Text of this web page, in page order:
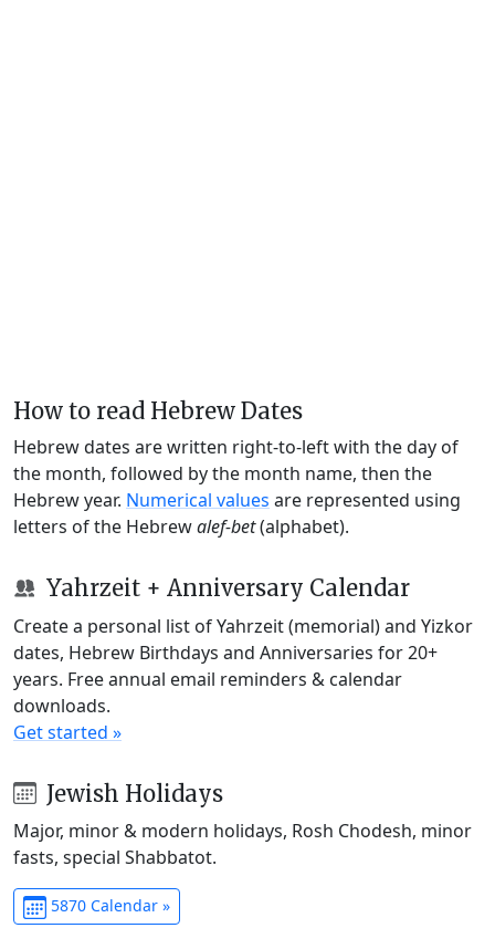
How to read Hebrew Dates
Hebrew dates are written right-to-left with the day of
the month, followed by the month name, then the
Hebrew year. Numerical values are represented using
letters of the Hebrewalef-bet(alphabet).
Yahrzeit + Anniversary Calendar
Create a personal list of Yahrzeit (memorial) and Yizkor
dates, Hebrew Birthdays and Anniversaries for 20+
years. Free annual email reminders & calendar
downloads.
Get started »
Jewish Holidays
Major, minor & modern holidays, Rosh Chodesh, minor
fasts, special Shabbatot.
5870 Calendar »